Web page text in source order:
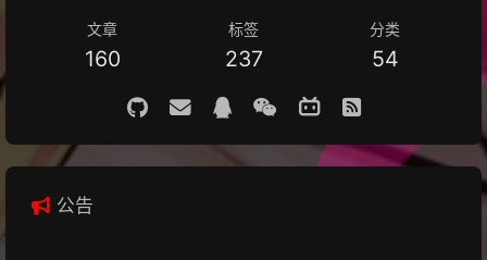
文章
160
标签
237
分类
54
公告